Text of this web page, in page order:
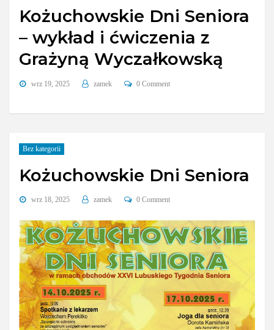
Kożuchowskie Dni Seniora
– wykład i ćwiczenia z
Grażyną Wyczałkowską
wrz 19, 2025 zamek 0 Comment
Bez kategorii
Kożuchowskie Dni Seniora
wrz 18, 2025 zamek 0 Comment